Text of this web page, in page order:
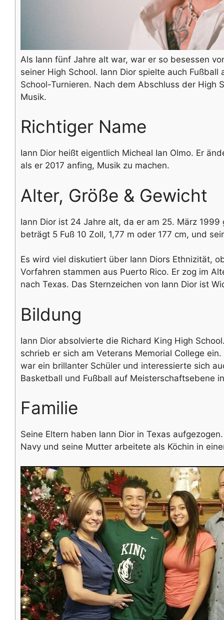
Als Iann fünf Jahre alt war, war er so besessen
seiner High School. Iann Dior spielte auch
School-Turnieren. Nach dem Abschluss der High
Musik.
Richtiger Name
Iann Dior heißt eigentlich Micheal Ian Olmo. Er
als er 2017 anfing, Musik zu machen.
Alter, Größe & Gewicht
Iann Dior ist 24 Jahre alt, da er am 25. März
beträgt 5 Fuß 10 Zoll, 1,77 m oder 177 cm, und
Es wird viel diskutiert über Iann Diors Ethnizität,
Vorfahren stammen aus Puerto Rico. Er zog im
nach Texas. Das Sternzeichen von Iann Dior ist
Bildung
Iann Dior absolvierte die Richard King High
schrieb er sich am Veterans Memorial College
war ein brillanter Schüler und interessierte sich
Basketball und Fußball auf Meisterschaftsebene
Familie
Seine Eltern haben Iann Dior in Texas
Navy und seine Mutter arbeitete als Köchin in